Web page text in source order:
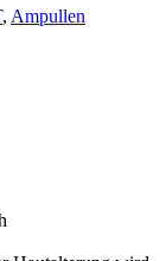
, Ampullen